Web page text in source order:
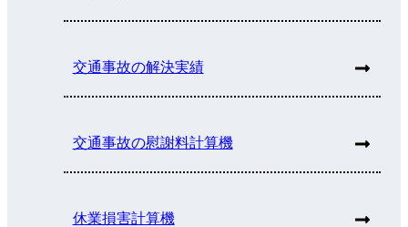
交通事故の解決実績
交通事故の慰謝料計算機
休業損害計算機